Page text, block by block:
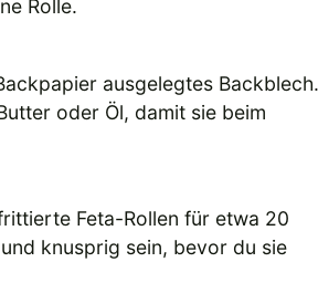
Rolle.
ausgelegtes Backblech.
oder Öl, damit sie beim
Feta-Rollen für etwa 20
knusprig sein, bevor du sie